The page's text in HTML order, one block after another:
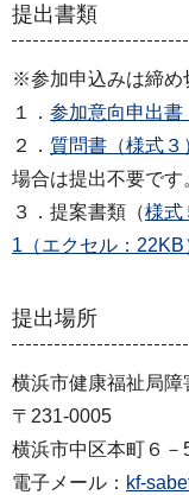
提出書類
※参加申込みは締め
１． 参加意向申出書
２． 質問書（様式３
場合は提出不要です
３．提案書類（様式
1（エクセル：22KB
提出場所
横浜市健康福祉局障
〒231-0005
横浜市中区本町６
電子メール： kf-